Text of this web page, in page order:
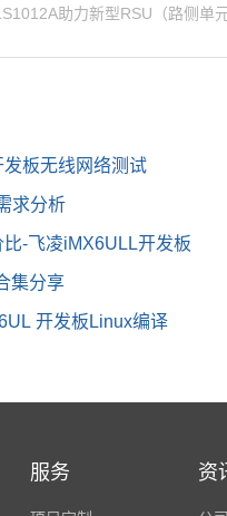
助力新型RSU（路侧单
板无线网络测试
求分析
-飞凌iMX6ULL开发板
集分享
开发板Linux编译
服务 资